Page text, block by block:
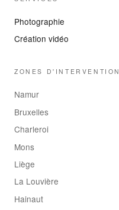
Photographie
Création vidéo
ZONES D'INTERVENTION
Namur
Bruxelles
Charleroi
Mons
Liège
La Louvière
Hainaut